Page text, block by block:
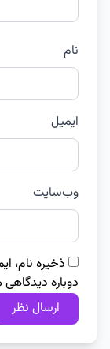
نام
ایمیل
وب‌سایت
ذخیره نام،
دوباره